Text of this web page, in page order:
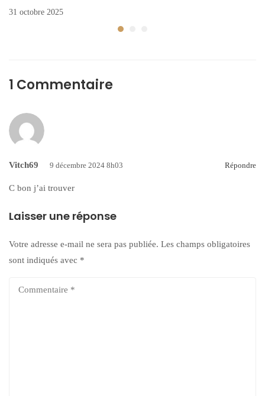
31 octobre 2025
1 Commentaire
Vitch69 9 décembre 2024 8h03 Répondre
C bon j’ai trouver
Laisser une réponse
Votre adresse e-mail ne sera pas publiée. Les champs obligatoires
sont indiqués avec *